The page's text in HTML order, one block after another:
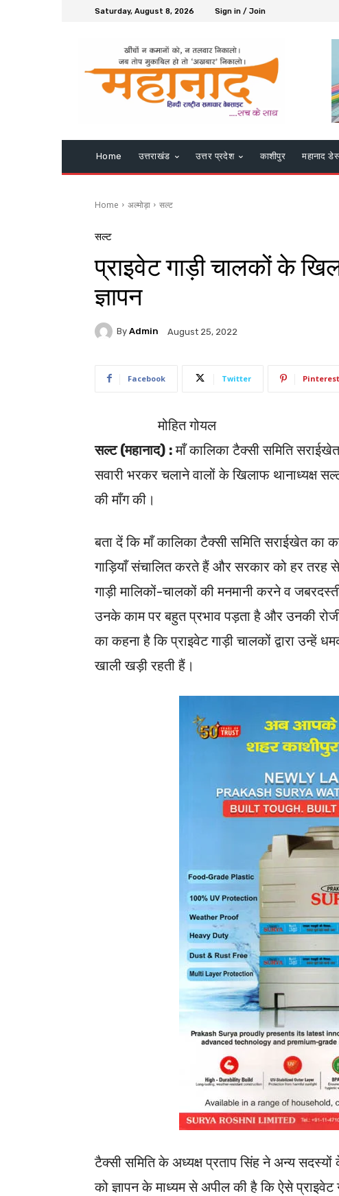
Saturday, August 8, 2026 Sign in / Join
Home उत्तराखंड उत्तर प्रदेश काशीपुर महानाद
Home अल्मोड़ा सल्ट
सल्ट
प्राइवेट गाड़ी चालकों के
ज्ञापन
By Admin August 25, 2022
Facebook Twitter Pinterest
मोहित गोयल
सल्ट (महानाद) :माँ कालिका टैक्सी समिति
सवारी भरकर चलाने वालों के खिलाफ थानाध्यक्ष
की माँग की।
बता दें कि माँ कालिका टैक्सी समिति सराईखेत
गाड़ियाँ संचालित करते हैं और सरकार को हर तरह
गाड़ी मालिकों-चालकों की मनमानी करने व
उनके काम पर बहुत प्रभाव पड़ता है और उनकी
का कहना है कि प्राइवेट गाड़ी चालकों द्वारा उन्हें
खाली खड़ी रहती हैं।
टैक्सी समिति के अध्यक्ष प्रताप सिंह ने अन्य
को ज्ञापन के माध्यम से अपील की है कि ऐसे